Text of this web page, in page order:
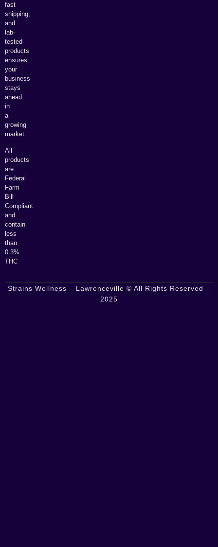
fast
shipping,
and
lab-
tested
products
ensures
your
business
stays
ahead
in
a
growing
market.
All
products
are
Federal
Farm
Bill
Compliant
and
contain
less
than
0.3%
THC
Strains Wellness – Lawrenceville © All Rights Reserved –
2025